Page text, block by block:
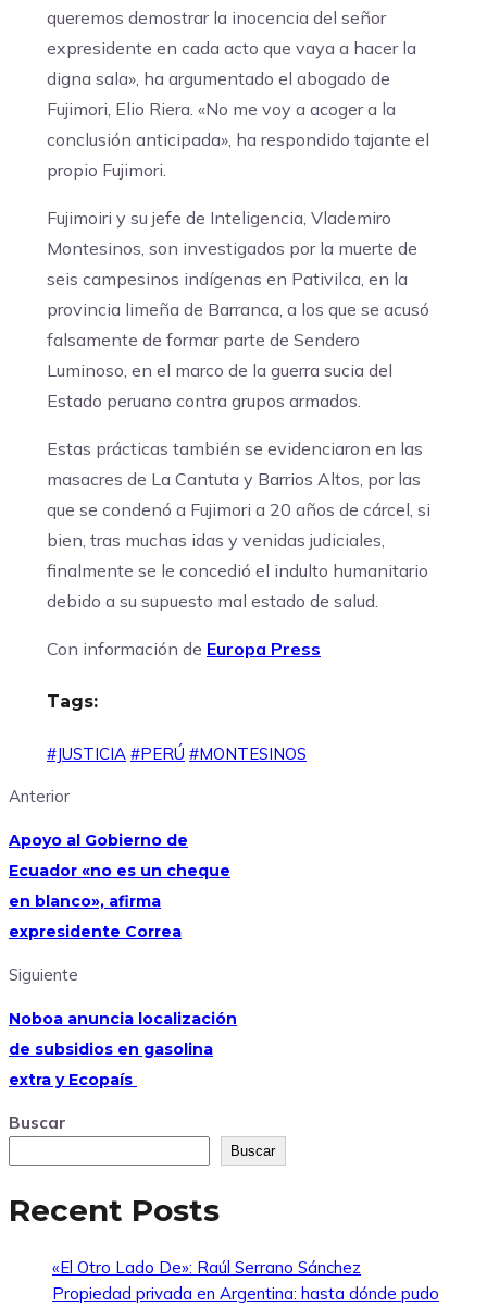
queremos demostrar la inocencia del señor
expresidente en cada acto que vaya a hacer la
digna sala», ha argumentado el abogado de
Fujimori, Elio Riera. «No me voy a acoger a la
conclusión anticipada», ha respondido tajante el
propio Fujimori.
Fujimoiri y su jefe de Inteligencia, Vlademiro
Montesinos, son investigados por la muerte de
seis campesinos indígenas en Pativilca, en la
provincia limeña de Barranca, a los que se acusó
falsamente de formar parte de Sendero
Luminoso, en el marco de la guerra sucia del
Estado peruano contra grupos armados.
Estas prácticas también se evidenciaron en las
masacres de La Cantuta y Barrios Altos, por las
que se condenó a Fujimori a 20 años de cárcel, si
bien, tras muchas idas y venidas judiciales,
finalmente se le concedió el indulto humanitario
debido a su supuesto mal estado de salud.
Con información de Europa Press
Tags:
#JUSTICIA #PERÚ #MONTESINOS
Anterior
Apoyo al Gobierno de
Ecuador «no es un cheque
en blanco», afirma
expresidente Correa
Siguiente
Noboa anuncia localización
de subsidios en gasolina
extra y Ecopaís
Buscar
Buscar
Recent Posts
«El Otro Lado De»: Raúl Serrano Sánchez
Propiedad privada en Argentina: hasta dónde pudo